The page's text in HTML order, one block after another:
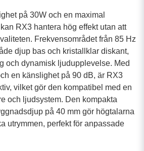
på 30W och en maximal
RX3 hantera hög effekt utan att
Frekvensområdet från 85 Hz
djup bas och kristallklar diskant,
och dynamisk ljudupplevelse. Med
en känslighet på 90 dB, är RX3
vilket gör den kompatibel med en
och ljudsystem. Den kompakta
på 40 mm gör högtalarna
utrymmen, perfekt för anpassade